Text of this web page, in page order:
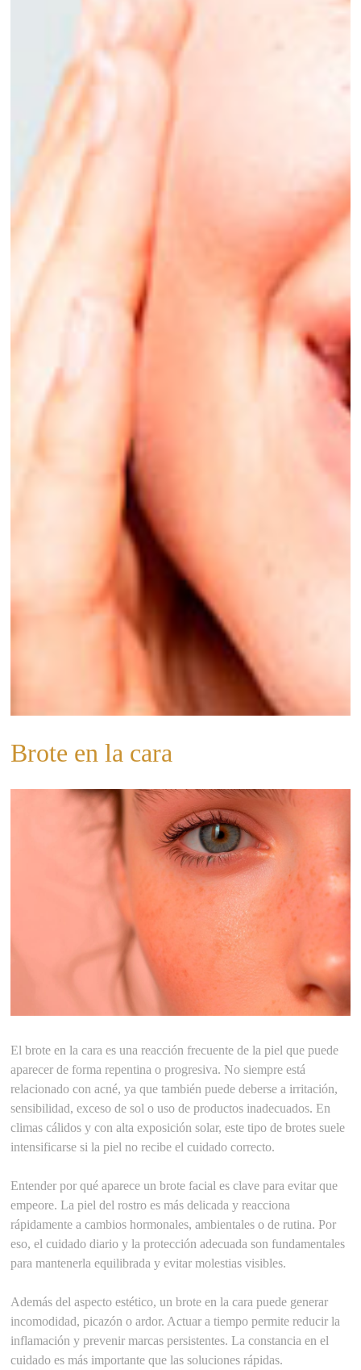
Brote en la cara
El brote en la cara es una reacción frecuente de la piel que puede
aparecer de forma repentina o progresiva. No siempre está
relacionado con acné, ya que también puede deberse a irritación,
sensibilidad, exceso de sol o uso de productos inadecuados. En
climas cálidos y con alta exposición solar, este tipo de brotes suele
intensificarse si la piel no recibe el cuidado correcto.
Entender por qué aparece un brote facial es clave para evitar que
empeore. La piel del rostro es más delicada y reacciona
rápidamente a cambios hormonales, ambientales o de rutina. Por
eso, el cuidado diario y la protección adecuada son fundamentales
para mantenerla equilibrada y evitar molestias visibles.
Además del aspecto estético, un brote en la cara puede generar
incomodidad, picazón o ardor. Actuar a tiempo permite reducir la
inflamación y prevenir marcas persistentes. La constancia en el
cuidado es más importante que las soluciones rápidas.